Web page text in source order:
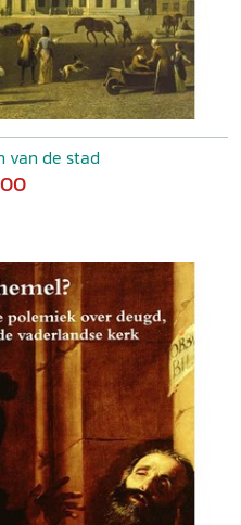
van de stad